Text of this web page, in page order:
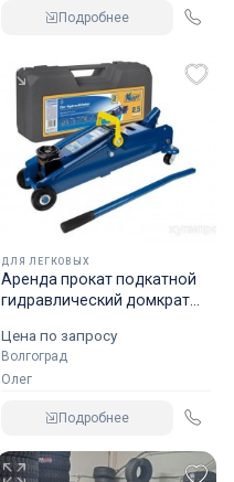
Подробнее
ДЛЯ ЛЕГКОВЫХ
Аренда прокат подкатной
гидравлический домкрат
Цена по запросу
Волгоград
Олег
Подробнее